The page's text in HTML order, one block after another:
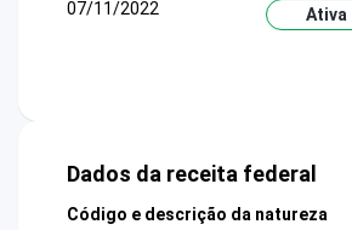
07/11/2022
Ativa
Dados da receita federal
Código e descrição da natureza